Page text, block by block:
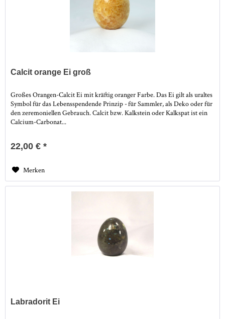
Calcit orange Ei groß
Großes Orangen-Calcit Ei mit kräftig oranger Farbe. Das Ei gilt als uraltes
Symbol für das Lebensspendende Prinzip - für Sammler, als Deko oder für
den zeremoniellen Gebrauch. Calcit bzw. Kalkstein oder Kalkspat ist ein
Calcium-Carbonat...
22,00 € *
Merken
Labradorit Ei